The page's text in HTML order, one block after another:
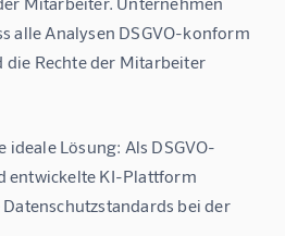
alle Analysen DSGVO-konform
Rechte der Mitarbeiter
ideale Lösung: Als DSGVO-
entwickelte KI-Plattform
bei der